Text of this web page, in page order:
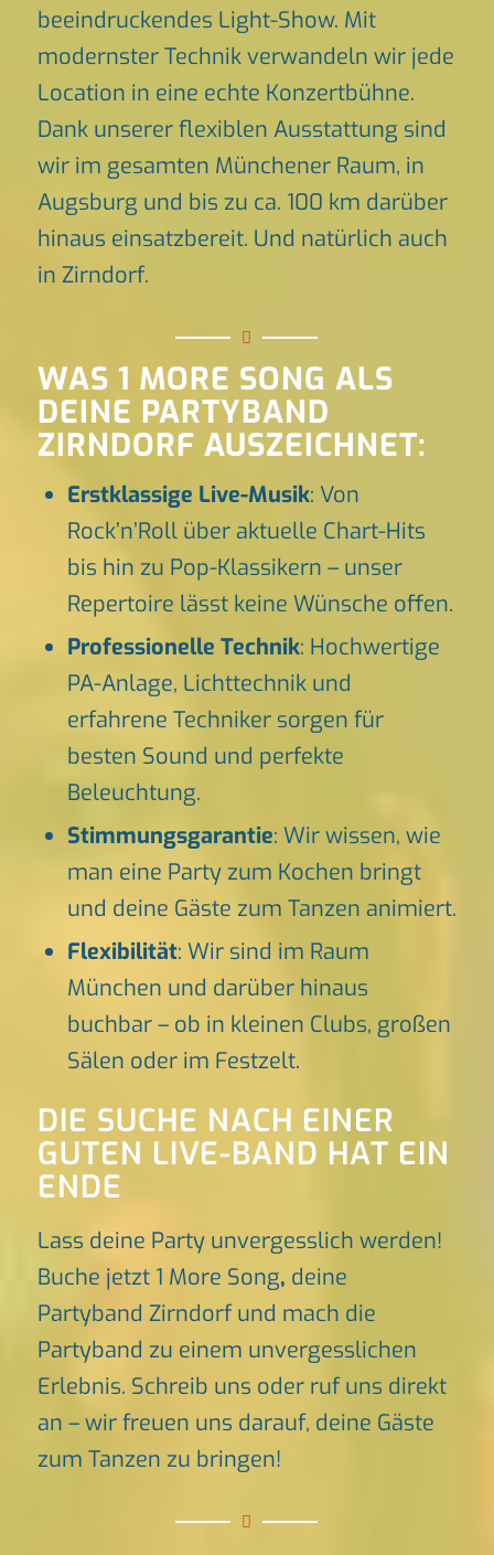
beeindruckendes Light-Show. Mit
modernster Technik verwandeln wir jede
Location in eine echte Konzertbühne.
Dank unserer flexiblen Ausstattung sind
wir im gesamten Münchener Raum, in
Augsburg und bis zu ca. 100 km darüber
hinaus einsatzbereit. Und natürlich auch
in Zirndorf.
WAS 1 MORE SONG ALS
DEINE PARTYBAND
ZIRNDORF AUSZEICHNET:
Erstklassige Live-Musik: Von
Rock’n’Roll über aktuelle Chart-Hits
bis hin zu Pop-Klassikern – unser
Repertoire lässt keine Wünsche offen.
Professionelle Technik: Hochwertige
PA-Anlage, Lichttechnik und
erfahrene Techniker sorgen für
besten Sound und perfekte
Beleuchtung.
Stimmungsgarantie: Wir wissen, wie
man eine Party zum Kochen bringt
und deine Gäste zum Tanzen animiert.
Flexibilität: Wir sind im Raum
München und darüber hinaus
buchbar – ob in kleinen Clubs, großen
Sälen oder im Festzelt.
DIE SUCHE NACH EINER
GUTEN LIVE-BAND HAT EIN
ENDE
Lass deine Party unvergesslich werden!
Buche jetzt 1 More Song, deine
Partyband Zirndorf und mach die
Partyband zu einem unvergesslichen
Erlebnis. Schreib uns oder ruf uns direkt
an – wir freuen uns darauf, deine Gäste
zum Tanzen zu bringen!